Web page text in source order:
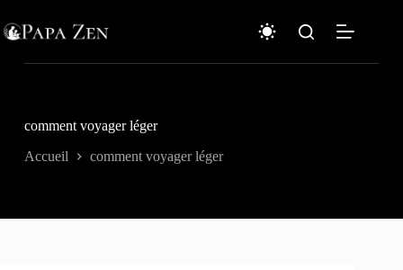
au
contenu
comment voyager léger
Accueil comment voyager léger